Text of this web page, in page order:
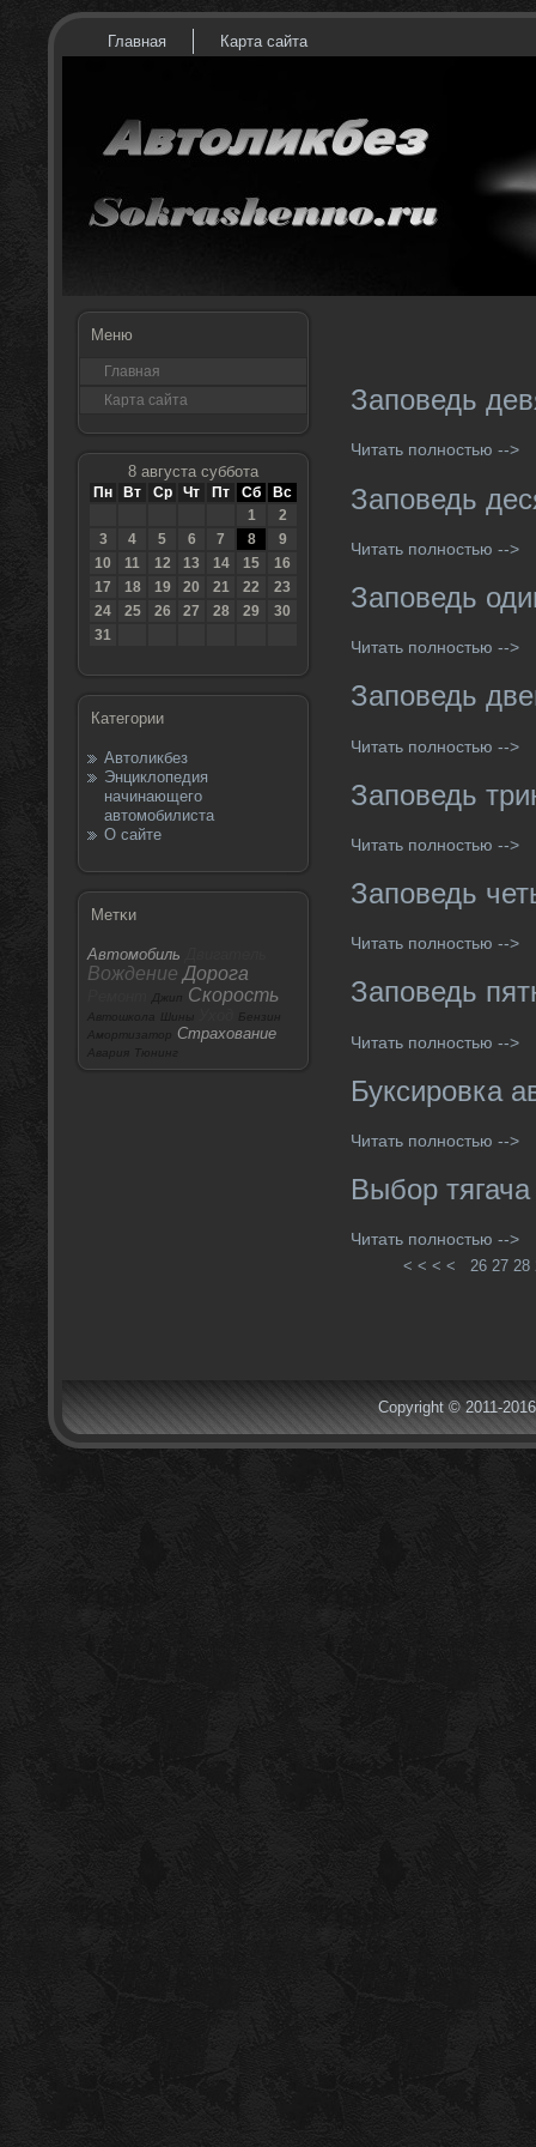
Главная Карта сайта
Меню
Главная
Карта сайта
8 августа суббота
Пн Вт Ср Чт Пт Сб
Вс
1
2
3
4 5 6 7 8
9
10
11 12 13 14 15
16
17
18 19 20 21 22
23
24
25 26 27 28 29
30
31
Категории
Автоликбез
Энциклопедия
начинающего
автомобилиста
О сайте
Метκи
Автомобиль
Вождение Дорога
Скорость
Страхование
Заповедь
Читать полностью -->
Заповедь
Читать полностью -->
Заповедь
Читать полностью -->
Заповедь
Читать полностью -->
Заповедь
Читать полностью -->
Заповедь
Читать полностью -->
Заповедь
Читать полностью -->
Буксировка
Читать полностью -->
Выбор тягача
Читать полностью -->
< < < < 26 27 28
Copyright © 2011-